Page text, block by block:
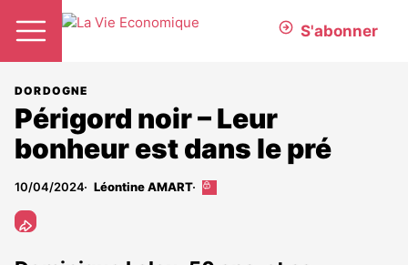
S'abonner
DORDOGNE
Périgord noir – Leur
bonheur est dans le pré
10/04/2024 Léontine AMART
Cet
aux